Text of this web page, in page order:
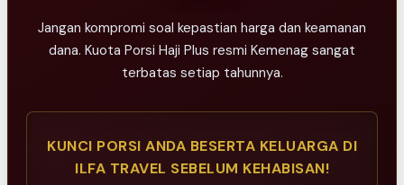
Jangan kompromi soal kepastian harga dan keamanan
dana. Kuota Porsi Haji Plus resmi Kemenag sangat
terbatas setiap tahunnya.
KUNCI PORSI ANDA BESERTA KELUARGA DI
ILFA TRAVEL SEBELUM KEHABISAN!